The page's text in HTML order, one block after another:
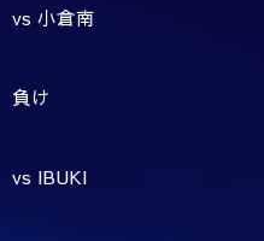
vs 小倉南
負け
vs IBUKI